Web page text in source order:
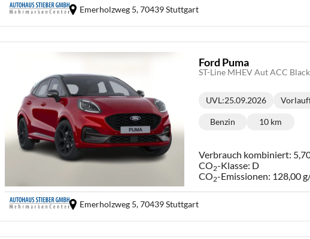
Emerholzweg 5,70439 Stuttgart
Ford Puma
ST-Line MHEV Aut ACC
Lieferzeit:
UVL:25.09.2026
Kraftstoff:
Benzin 10 km
Verbrauch kombiniert:
CO2-Klasse: D
CO2-Emissionen: 128,00
Emerholzweg 5,70439 Stuttgart